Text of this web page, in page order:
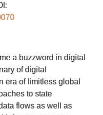
a buzzword in digital
of digital
era of limitless global
to state
flows as well as